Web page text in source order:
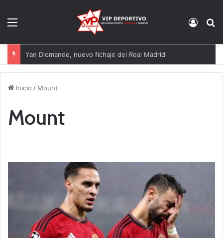
Yan Diomande, nuevo fichaje del Real Madrid
Inicio / Mount
Mount